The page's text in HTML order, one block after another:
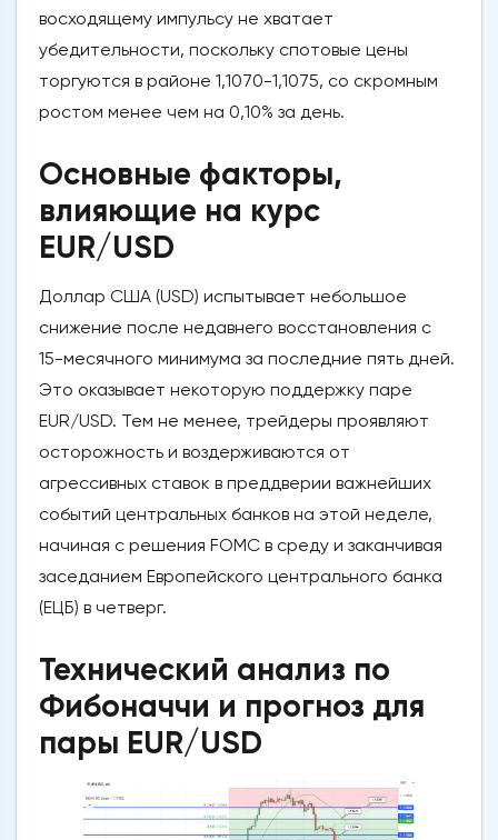
восходящему импульсу не хватает
убедительности, поскольку спотовые цены
торгуются в районе 1,1070-1,1075, со скромным
ростом менее чем на 0,10% за день.
Основные факторы,
влияющие на курс
EUR/USD
Доллар США (USD) испытывает небольшое
снижение после недавнего восстановления с
15-месячного минимума за последние пять дней.
Это оказывает некоторую поддержку паре
EUR/USD. Тем не менее, трейдеры проявляют
осторожность и воздерживаются от
агрессивных ставок в преддверии важнейших
событий центральных банков на этой неделе,
начиная с решения FOMC в среду и заканчивая
заседанием Европейского центрального банка
(ЕЦБ) в четверг.
Технический анализ по
Фибоначчи и прогноз для
пары EUR/USD